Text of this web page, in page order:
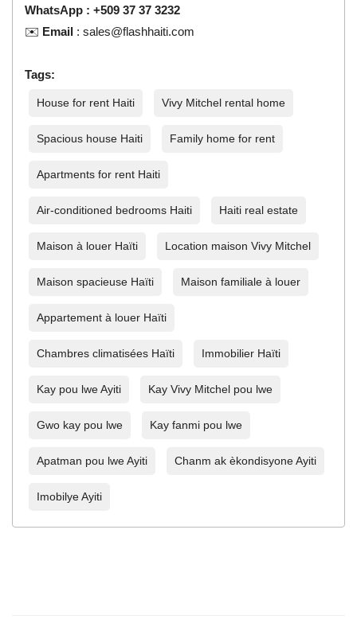
WhatsApp : +509 37 37 3232
✉️ Email :sales@flashhaiti.com
Tags:
House for rent Haiti Vivy Mitchel rental home
Spacious house Haiti Family home for rent
Apartments for rent Haiti
Air-conditioned bedrooms Haiti Haiti real estate
Maison à louer Haïti Location maison Vivy Mitchel
Maison spacieuse Haïti Maison familiale à louer
Appartement à louer Haïti
Chambres climatisées Haïti Immobilier Haïti
Kay pou lwe Ayiti Kay Vivy Mitchel pou lwe
Gwo kay pou lwe Kay fanmi pou lwe
Apatman pou lwe Ayiti Chanm ak èkondisyone Ayiti
Imobilye Ayiti